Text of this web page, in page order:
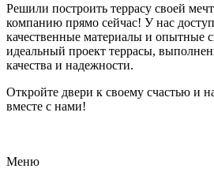
Решили построить террасу своей
компанию прямо сейчас! У нас
качественные материалы и опытные
идеальный проект террасы,
качества и надежности.
Откройте двери к своему счастью и
вместе с нами!
Меню